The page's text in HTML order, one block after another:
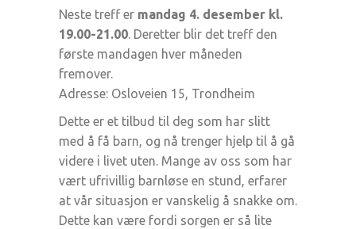
Neste treff er mandag 4. desember kl.
19.00-21.00. Deretter blir det treff den
første mandagen hver måneden
fremover.
Adresse: Osloveien 15, Trondheim
Dette er et tilbud til deg som har slitt
med å få barn, og nå trenger hjelp til å gå
videre i livet uten. Mange av oss som har
vært ufrivillig barnløse en stund, erfarer
at vår situasjon er vanskelig å snakke om.
Dette kan være fordi sorgen er så lite